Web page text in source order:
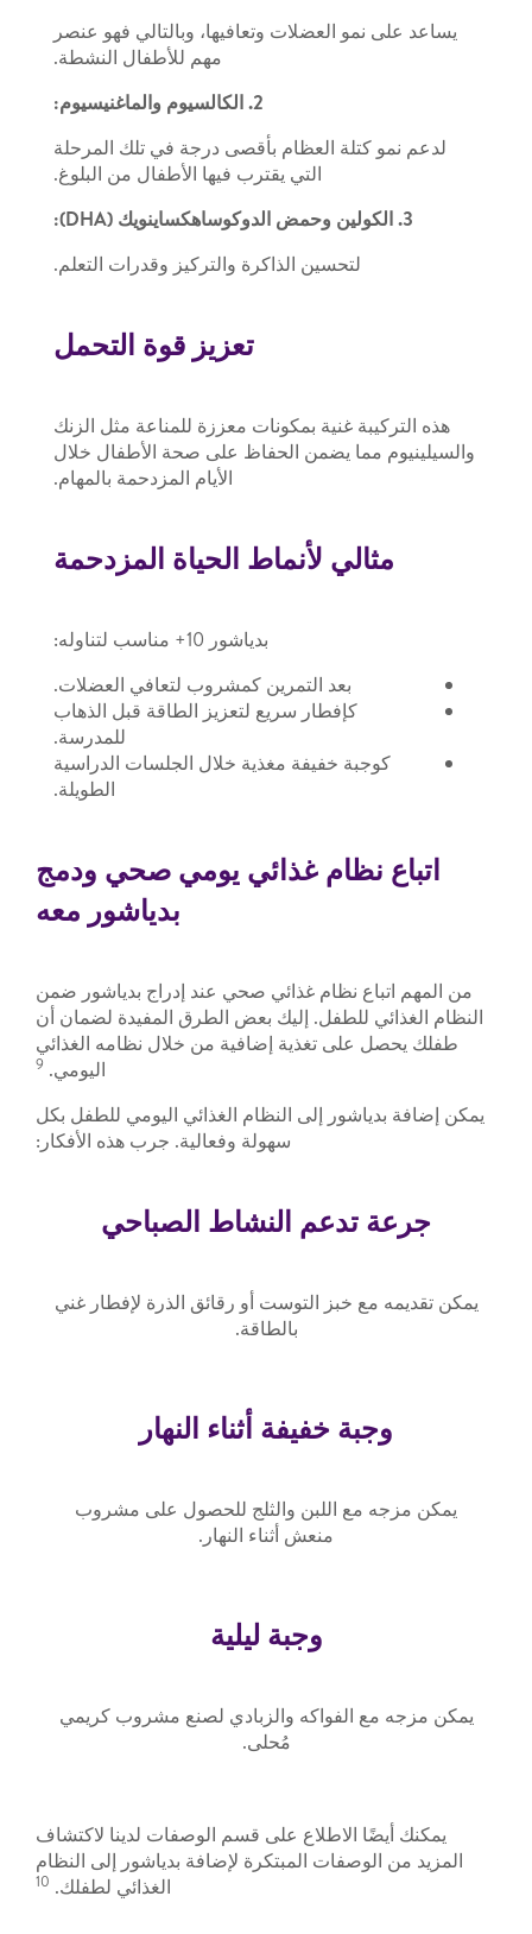
يساعد على نمو العضلات وتعافيها، وبالتالي فهو عنصر
مهم للأطفال النشطة.
لدعم نمو كتلة العظام بأقصى درجة في تلك المرحلة
التي يقترب فيها الأطفال من البلوغ.
لتحسين الذاكرة والتركيز وقدرات التعلم.
تعزيز قوة التحمل
هذه التركيبة غنية بمكونات معززة للمناعة مثل الزنك
والسيلينيوم مما يضمن الحفاظ على صحة الأطفال خلال
الأيام المزدحمة بالمهام.
مثالي لأنماط الحياة المزدحمة
بدياشور 10+ مناسب لتناوله:
بعد التمرين كمشروب لتعافي العضلات.
كإفطار سريع لتعزيز الطاقة قبل الذهاب
للمدرسة.
كوجبة خفيفة مغذية خلال الجلسات الدراسية
الطويلة.
اتباع نظام غذائي يومي صحي ودمج
بدياشور معه
من المهم اتباع نظام غذائي صحي عند إدراج بدياشور ضمن
النظام الغذائي للطفل. إليك بعض الطرق المفيدة لضمان أن
طفلك يحصل على تغذية إضافية من خلال نظامه الغذائي
اليومي. 9
يمكن إضافة بدياشور إلى النظام الغذائي اليومي للطفل بكل
سهولة وفعالية. جرب هذه الأفكار:
جرعة تدعم النشاط الصباحي
يمكن تقديمه مع خبز التوست أو رقائق الذرة لإفطار غني
بالطاقة.
وجبة خفيفة أثناء النهار
يمكن مزجه مع اللبن والثلج للحصول على مشروب
منعش أثناء النهار.
وجبة ليلية
يمكن مزجه مع الفواكه والزبادي لصنع مشروب كريمي
مُحلى.
يمكنك أيضًا الاطلاع على قسم الوصفات لدينا لاكتشاف
المزيد من الوصفات المبتكرة لإضافة بدياشور إلى النظام
الغذائي لطفلك. 10